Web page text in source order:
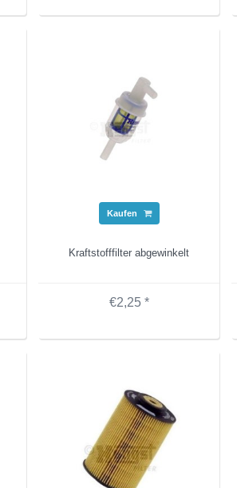
Kaufen
Kraftstofffilter abgewinkelt
€2,25 *